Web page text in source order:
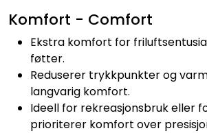
Komfort - Comfort
Ekstra komfort for
føtter.
Reduserer trykkpunkter og
langvarig komfort.
Ideell for rekreasjonsbruk eller
prioriterer komfort over